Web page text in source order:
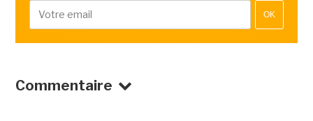
OK
Commentaire